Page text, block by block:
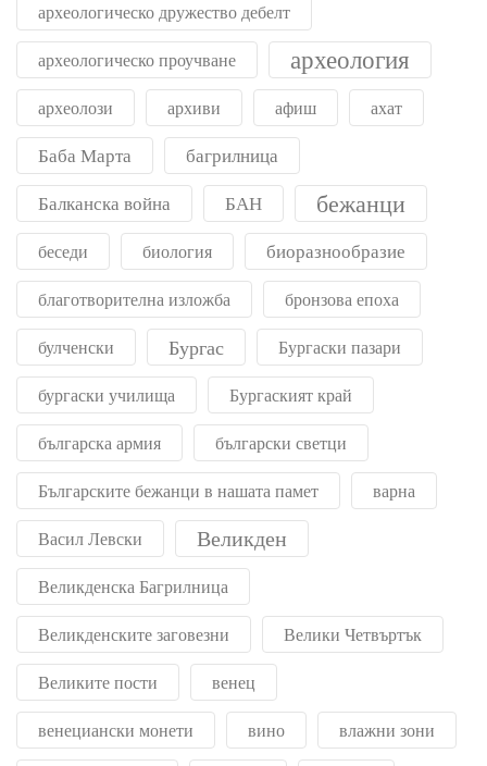
археологическо дружество дебелт
археологическо проучване археология
археолози архиви афиш ахат
Баба Марта багрилница
Балканска война БАН бежанци
беседи биология биоразнообразие
благотворителна изложба бронзова епоха
булченски Бургас Бургаски пазари
бургаски училища Бургаският край
българска армия български светци
Българските бежанци в нашата памет варна
Васил Левски Великден
Великденска Багрилница
Великденските заговезни Велики Четвъртък
Великите пости венец
венециански монети вино влажни зони